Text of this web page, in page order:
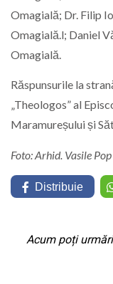
Omagială; Dr. Filip
Omagială.l; Daniel
Omagială.
Răspunsurile la
„Theologos” al
Maramureșului și
Foto: Arhid. Vasile
Distribuie
Acum poți